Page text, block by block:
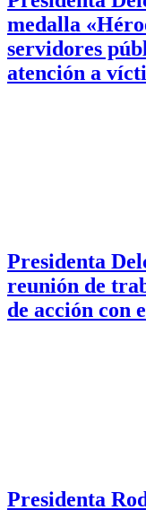
medalla
servidores
atención a
Presidenta
reunión de
de acción con
Presidenta